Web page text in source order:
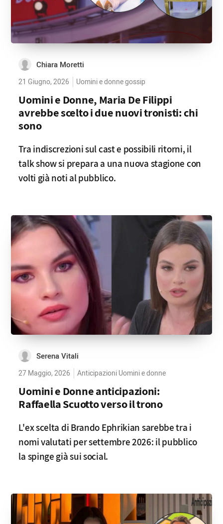
Chiara Moretti
21 Giugno, 2026 Uomini e donne gossip
Uomini e Donne, Maria De Filippi
avrebbe scelto i due nuovi tronisti: chi
sono
Tra indiscrezioni sul cast e possibili ritorni, il
talk show si prepara a una nuova stagione con
volti già noti al pubblico.
Serena Vitali
27 Maggio, 2026 Anticipazioni Uomini e donne
Uomini e Donne anticipazioni:
Raffaella Scuotto verso il trono
L'ex scelta di Brando Ephrikian sarebbe tra i
nomi valutati per settembre 2026: il pubblico
la spinge già sui social.